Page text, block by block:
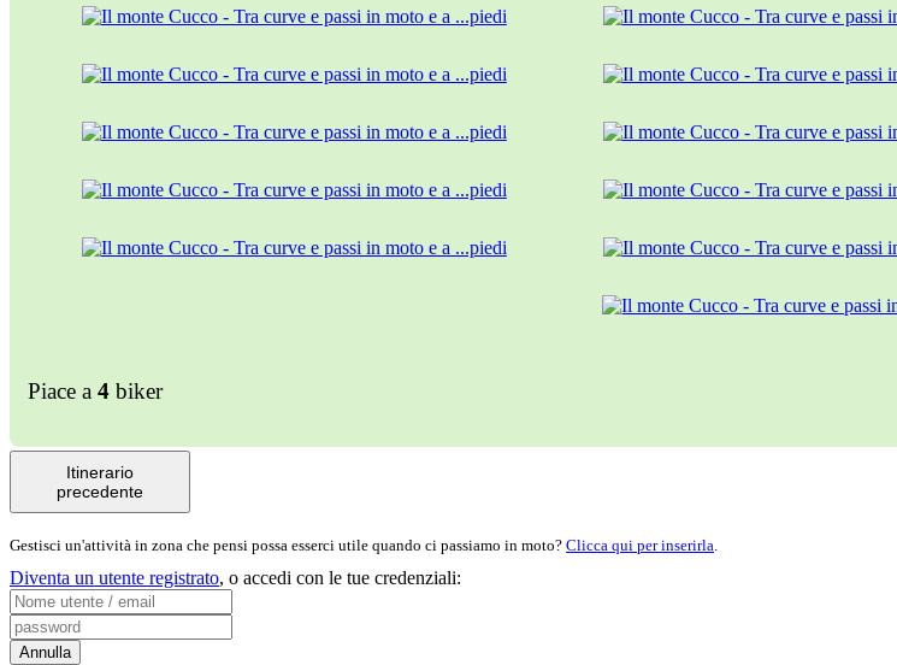
Piace a 4 biker
Itinerario
precedente
Gestisci un'attività in zona che pensi possa esserci utile quando ci passiamo in moto? Clicca qui per inserirla.
Diventa un utente registrato, o accedi con le tue credenziali: